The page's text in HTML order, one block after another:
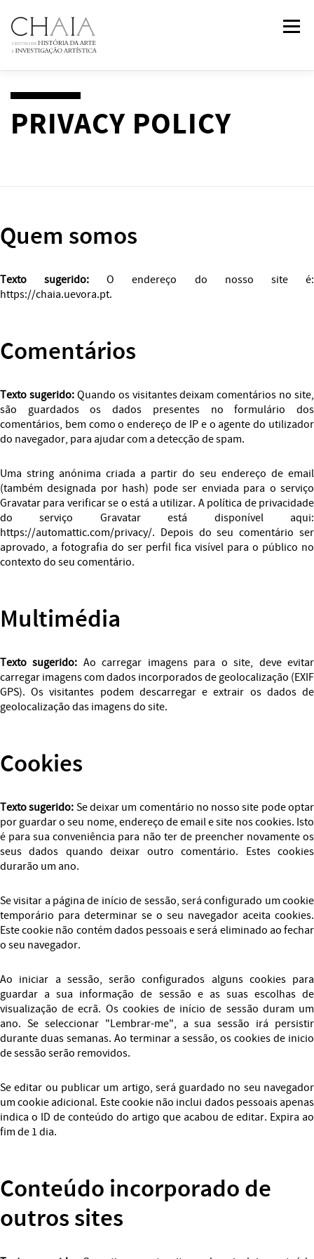
content
Menu
PRIVACY POLICY
Quem somos
Texto sugerido:O endereço do nosso site é:
https://chaia.uevora.pt.
Comentários
Texto sugerido: Quando os visitantes deixam comentários no site,
são guardados os dados presentes no formulário dos
comentários, bem como o endereço de IP e o agente do utilizador
do navegador, para ajudar com a detecção de spam.
Uma string anónima criada a partir do seu endereço de email
(também designada por hash) pode ser enviada para o serviço
Gravatar para verificar se o está a utilizar. A política de privacidade
do serviço Gravatar está disponível aqui:
https://automattic.com/privacy/. Depois do seu comentário ser
aprovado, a fotografia do ser perfil fica visível para o público no
contexto do seu comentário.
Multimédia
Texto sugerido: Ao carregar imagens para o site, deve evitar
carregar imagens com dados incorporados de geolocalização (EXIF
GPS). Os visitantes podem descarregar e extrair os dados de
geolocalização das imagens do site.
Cookies
Texto sugerido: Se deixar um comentário no nosso site pode optar
por guardar o seu nome, endereço de email e site nos cookies. Isto
é para sua conveniência para não ter de preencher novamente os
seus dados quando deixar outro comentário. Estes cookies
durarão um ano.
Se visitar a página de início de sessão, será configurado um cookie
temporário para determinar se o seu navegador aceita cookies.
Este cookie não contém dados pessoais e será eliminado ao fechar
o seu navegador.
Ao iniciar a sessão, serão configurados alguns cookies para
guardar a sua informação de sessão e as suas escolhas de
visualização de ecrã. Os cookies de início de sessão duram um
ano. Se seleccionar "Lembrar-me", a sua sessão irá persistir
durante duas semanas. Ao terminar a sessão, os cookies de inicio
de sessão serão removidos.
Se editar ou publicar um artigo, será guardado no seu navegador
um cookie adicional. Este cookie não inclui dados pessoais apenas
indica o ID de conteúdo do artigo que acabou de editar. Expira ao
fim de 1 dia.
Conteúdo incorporado de
outros sites